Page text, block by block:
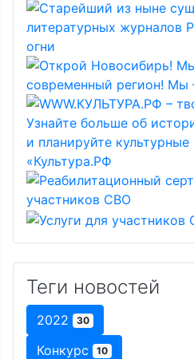
Теги новостей
2022 30
Конкурс 10